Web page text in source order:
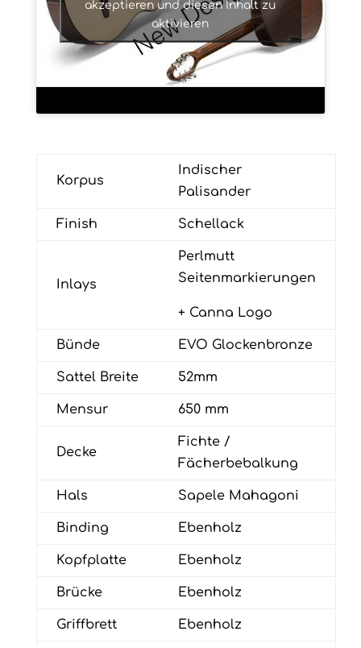
akzeptieren und diesen Inhalt zu
aktivieren
Korpus
Indischer
Palisander
Finish Schellack
Inlays
Perlmutt
Seitenmarkierungen
+ Canna Logo
Bünde EVO Glockenbronze
Sattel Breite 52mm
Mensur 650 mm
Decke
Fichte /
Fächerbebalkung
Hals Sapele Mahagoni
Binding Ebenholz
Kopfplatte Ebenholz
Brücke Ebenholz
Griffbrett Ebenholz